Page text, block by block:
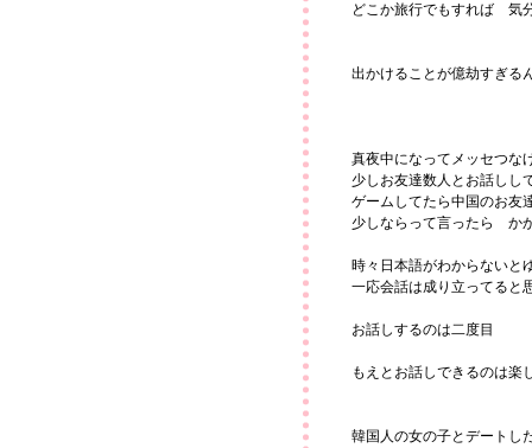
どこか旅行でもすれば 気
出かけることが億劫すぎる
真夜中になってメッセつな
少しお友達数人とお話しし
ゲームしてたら中国のお友
少しならって言ったら か
時々日本語がわからないと
一応会話は成り立ってると
お話しするのは二度目
もえとお話しできるのは楽
韓国人の女の子とデートし